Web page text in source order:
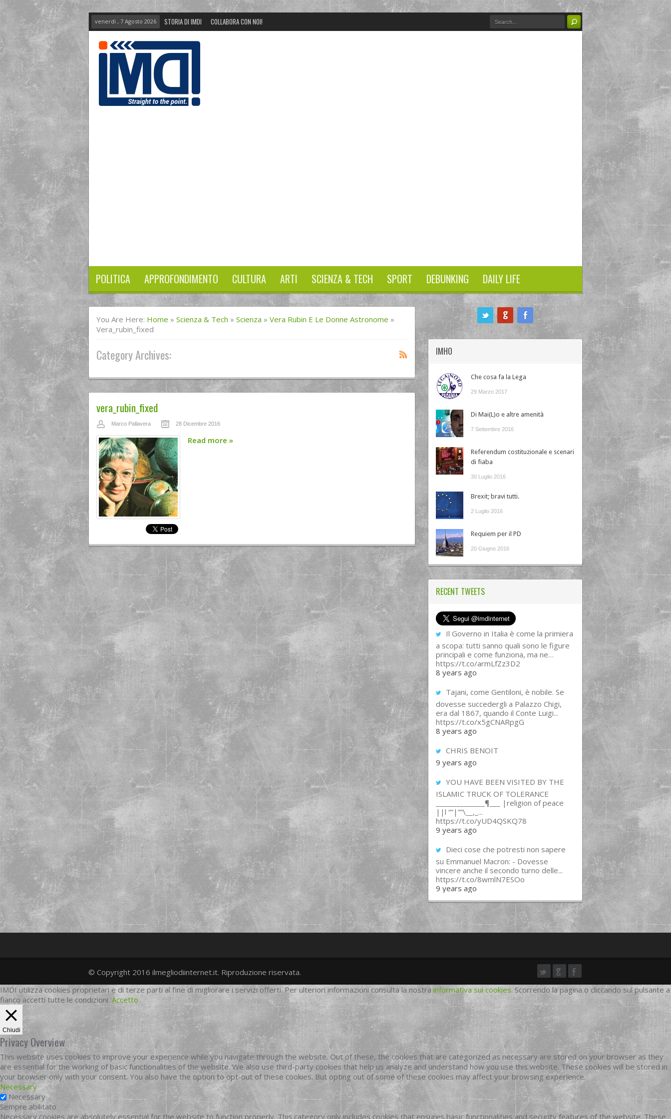
venerdì , 7 Agosto 2026 STORIA DI IMDI COLLABORA CON NOI!
POLITICA APPROFONDIMENTO CULTURA ARTI SCIENZA & TECH SPORT DEBUNKING DAILY LIFE
You Are Here: Home » Scienza & Tech » Scienza » Vera Rubin E Le Donne Astronome »
Vera_rubin_fixed
Category Archives:
vera_rubin_fixed
Marco Pallavera 28 Dicembre 2016
Read more »
IMHO
Che cosa fa la Lega
29 Marzo 2017
Di Mai(L)o e altre amenità
7 Settembre 2016
Referendum costituzionale e scenari
di fiaba
30 Luglio 2016
Brexit; bravi tutti.
2 Luglio 2016
Requiem per il PD
20 Giugno 2016
RECENT TWEETS
Il Governo in Italia è come la primiera
a scopa: tutti sanno quali sono le figure
principali e come funziona, ma ne…
https://t.co/armLfZz3D2
8 years ago
Tajani, come Gentiloni, è nobile. Se
dovesse succedergli a Palazzo Chigi,
era dal 1867, quando il Conte Luigi...
https://t.co/x5gCNARpgG
8 years ago
CHRIS BENOIT
9 years ago
YOU HAVE BEEN VISITED BY THE
ISLAMIC TRUCK OF TOLERANCE
______________¶___ |religion of peace
||l “”|””\__,_...
https://t.co/yUD4QSKQ78
9 years ago
Dieci cose che potresti non sapere
su Emmanuel Macron: - Dovesse
vincere anche il secondo turno delle...
https://t.co/8wmlN7ESOo
9 years ago
twittergoogleplus
facebook
© Copyright 2016 ilmegliodiinternet.it. Riproduzione riservata.
IMDI utilizza cookies proprietari e di terze parti al fine di migliorare i servizi offerti. Per ulteriori informazioni consulta la nostra informativa sui cookies. Scorrendo la pagina o cliccando sul pulsante a
fianco accetti tutte le condizioni. Accetto
Chiudi
Privacy Overview
This website uses cookies to improve your experience while you navigate through the website. Out of these, the cookies that are categorized as necessary are stored on your browser as they
are essential for the working of basic functionalities of the website. We also use third-party cookies that help us analyze and understand how you use this website. These cookies will be stored in
your browser only with your consent. You also have the option to opt-out of these cookies. But opting out of some of these cookies may affect your browsing experience.
Necessary
Necessary
Sempre abilitato
Necessary cookies are absolutely essential for the website to function properly. This category only includes cookies that ensures basic functionalities and security features of the website. These